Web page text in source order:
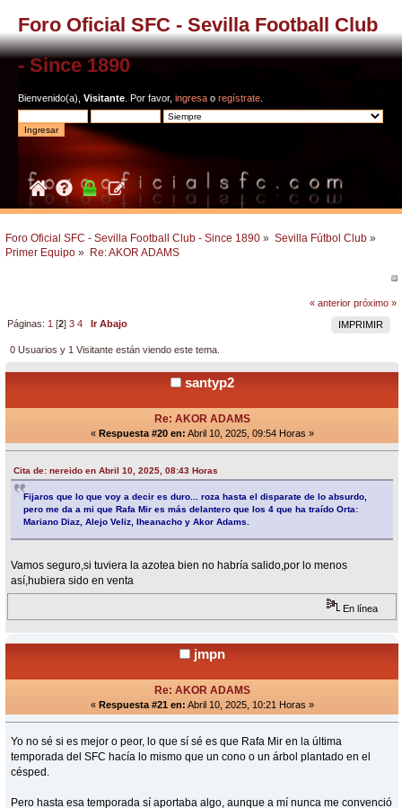
Foro Oficial SFC - Sevilla Football Club
- Since 1890
Bienvenido(a), Visitante . Por favor, ingresa o regístrate
Foro Oficial SFC - Sevilla Football Club - Since 1890 » Sevilla Fútbol Club »
Primer Equipo » Re: AKOR ADAMS
« anterior próximo »
IMPRIMIR
Páginas: 1 [2]3 4 Ir Abajo
0 Usuarios y 1 Visitante están viendo este tema.
santyp2
Re: AKOR ADAMS
« Respuesta #20 en: Abril 10, 2025, 09:54 Horas »
Cita de: nereido en Abril 10, 2025, 08:43 Horas
Fijaros que lo que voy a decir es duro... roza hasta el disparate de lo absurdo,
pero me da a mi que Rafa Mir es más delantero que los 4 que ha traído Orta:
Mariano Diaz, Alejo Veliz, Iheanacho y Akor Adams.
Vamos seguro,si tuviera la azotea bien no habría salido,por lo menos
así,hubiera sido en venta
En línea
jmpn
Re: AKOR ADAMS
« Respuesta #21 en: Abril 10, 2025, 10:21 Horas »
Yo no sé si es mejor o peor, lo que sí sé es que Rafa Mir en la última
temporada del SFC hacía lo mismo que un cono o un árbol plantado en el
césped.
Pero hasta esa temporada sí aportaba algo, aunque a mí nunca me convenció